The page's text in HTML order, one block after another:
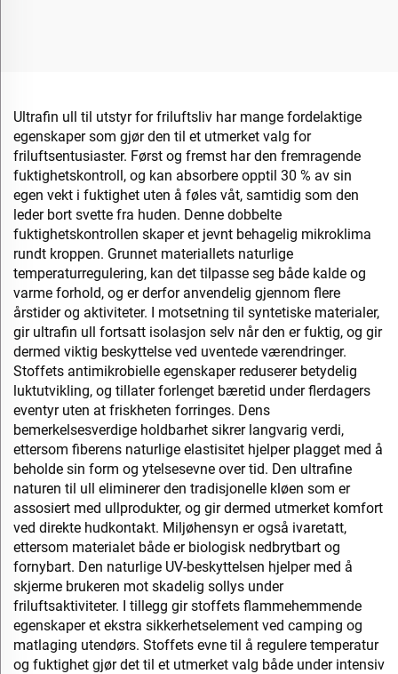
Ultrafin ull til utstyr for friluftsliv har mange fordelaktige
egenskaper som gjør den til et utmerket valg for
friluftsentusiaster. Først og fremst har den fremragende
fuktighetskontroll, og kan absorbere opptil 30 % av sin
egen vekt i fuktighet uten å føles våt, samtidig som den
leder bort svette fra huden. Denne dobbelte
fuktighetskontrollen skaper et jevnt behagelig mikroklima
rundt kroppen. Grunnet materiallets naturlige
temperaturregulering, kan det tilpasse seg både kalde og
varme forhold, og er derfor anvendelig gjennom flere
årstider og aktiviteter. I motsetning til syntetiske materialer,
gir ultrafin ull fortsatt isolasjon selv når den er fuktig, og gir
dermed viktig beskyttelse ved uventede værendringer.
Stoffets antimikrobielle egenskaper reduserer betydelig
luktutvikling, og tillater forlenget bæretid under flerdagers
eventyr uten at friskheten forringes. Dens
bemerkelsesverdige holdbarhet sikrer langvarig verdi,
ettersom fiberens naturlige elastisitet hjelper plagget med å
beholde sin form og ytelsesevne over tid. Den ultrafine
naturen til ull eliminerer den tradisjonelle kløen som er
assosiert med ullprodukter, og gir dermed utmerket komfort
ved direkte hudkontakt. Miljøhensyn er også ivaretatt,
ettersom materialet både er biologisk nedbrytbart og
fornybart. Den naturlige UV-beskyttelsen hjelper med å
skjerme brukeren mot skadelig sollys under
friluftsaktiviteter. I tillegg gir stoffets flammehemmende
egenskaper et ekstra sikkerhetselement ved camping og
matlaging utendørs. Stoffets evne til å regulere temperatur
og fuktighet gjør det til et utmerket valg både under intensiv